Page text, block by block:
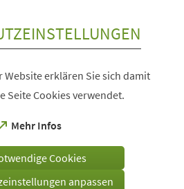
Website erklären Sie sich damit
Seite Cookies verwendet.
Mehr Infos
einem
Cookies
anpassen